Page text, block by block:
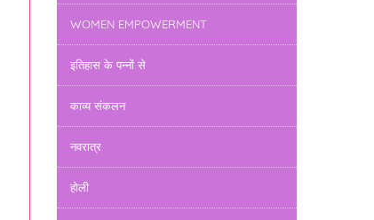
WOMEN EMPOWERMENT
इतिहास के पन्नों से
काव्य संकलन
नवरात्र
होली